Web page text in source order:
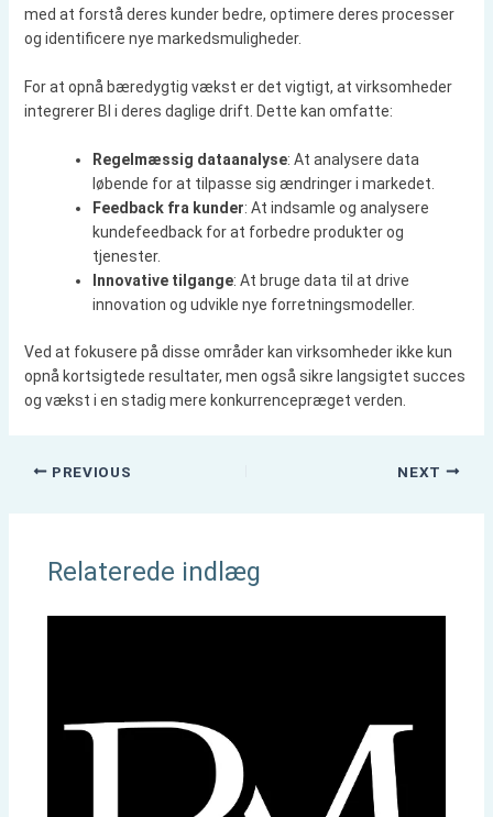
med at forstå deres kunder bedre, optimere deres processer
og identificere nye markedsmuligheder.
For at opnå bæredygtig vækst er det vigtigt, at virksomheder
integrerer BI i deres daglige drift. Dette kan omfatte:
Regelmæssig dataanalyse: At analysere data
løbende for at tilpasse sig ændringer i markedet.
Feedback fra kunder: At indsamle og analysere
kundefeedback for at forbedre produkter og
tjenester.
Innovative tilgange: At bruge data til at drive
innovation og udvikle nye forretningsmodeller.
Ved at fokusere på disse områder kan virksomheder ikke kun
opnå kortsigtede resultater, men også sikre langsigtet succes
og vækst i en stadig mere konkurrencepræget verden.
PREVIOUS NEXT
Relaterede indlæg